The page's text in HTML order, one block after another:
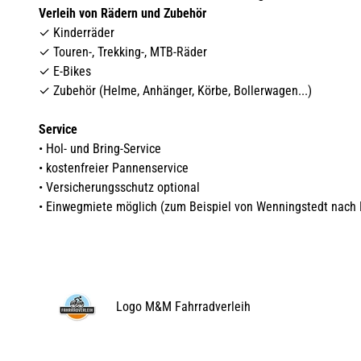
Verleih von Rädern und Zubehör
✓ Kinderräder
✓ Touren-, Trekking-, MTB-Räder
✓ E-Bikes
✓ Zubehör (Helme, Anhänger, Körbe, Bollerwagen...)
Service
• Hol- und Bring-Service
• kostenfreier Pannenservice
• Versicherungsschutz optional
• Einwegmiete möglich (zum Beispiel von Wenningstedt nach
Logo M&M Fahrradverleih